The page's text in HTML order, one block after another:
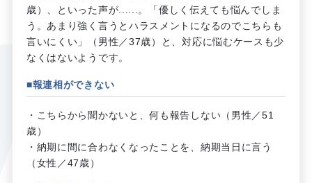
歳）、といった声が......。「優しく伝えても悩んでしま
う。あまり強く言うとハラスメントになるのでこちらも
言いにくい」（男性／37歳）と、対応に悩むケースも少
なくはないようです。
■報連相ができない
・こちらから聞かないと、何も報告しない（男性／51
歳）
・納期に間に合わなくなったことを、納期当日に言う
（女性／47歳）